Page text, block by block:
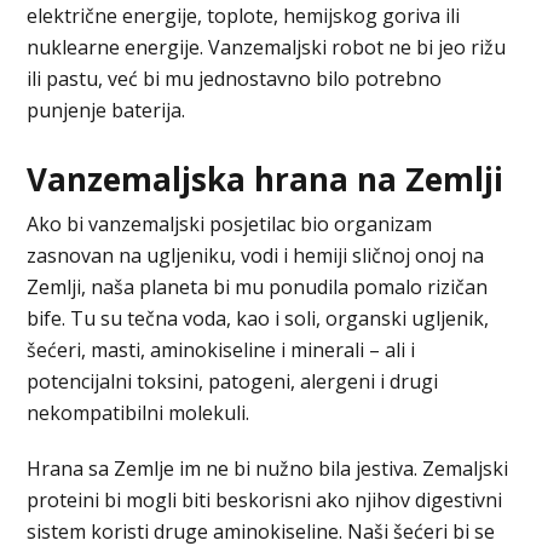
električne energije, toplote, hemijskog goriva ili
nuklearne energije. Vanzemaljski robot ne bi jeo rižu
ili pastu, već bi mu jednostavno bilo potrebno
punjenje baterija.
Vanzemaljska hrana na Zemlji
Ako bi vanzemaljski posjetilac bio organizam
zasnovan na ugljeniku, vodi i hemiji sličnoj onoj na
Zemlji, naša planeta bi mu ponudila pomalo rizičan
bife. Tu su tečna voda, kao i soli, organski ugljenik,
šećeri, masti, aminokiseline i minerali – ali i
potencijalni toksini, patogeni, alergeni i drugi
nekompatibilni molekuli.
Hrana sa Zemlje im ne bi nužno bila jestiva. Zemaljski
proteini bi mogli biti beskorisni ako njihov digestivni
sistem koristi druge aminokiseline. Naši šećeri bi se